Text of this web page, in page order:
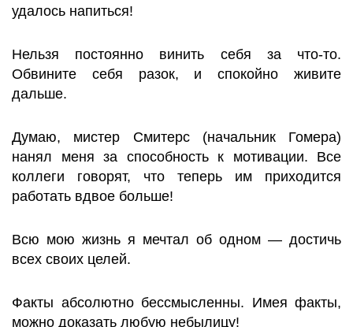
удалось напиться!
Нельзя постоянно винить себя за что-то.
Обвините себя разок, и спокойно живите
дальше.
Думаю, мистер Смитерс (начальник Гомера)
нанял меня за способность к мотивации. Все
коллеги говорят, что теперь им приходится
работать вдвое больше!
Всю мою жизнь я мечтал об одном — достичь
всех своих целей.
Факты абсолютно бессмысленны. Имея факты,
можно доказать любую небылицу!